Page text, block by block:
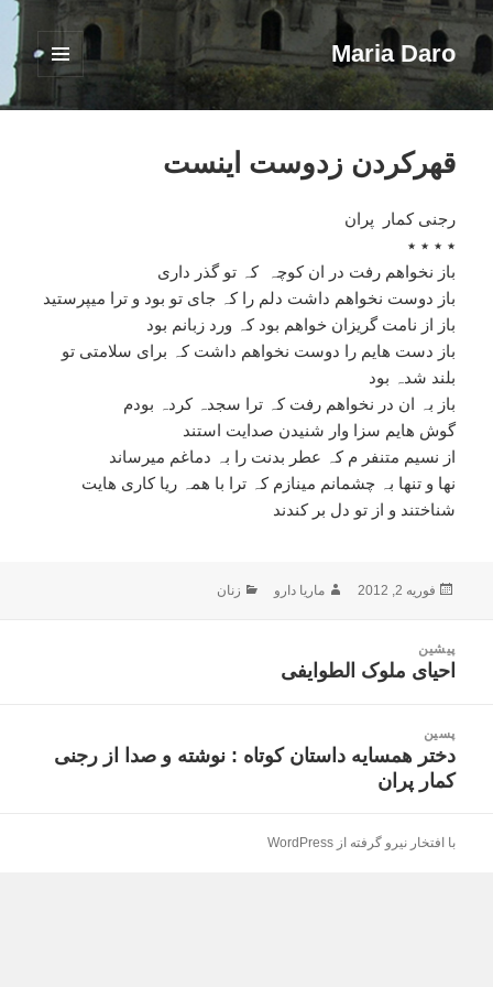
Maria Daro
فهرست
ابزارک‌ها
قهرکردن زدوست اینست
رجنی کمار پران
٭ ٭ ٭ ٭
باز نخواھم رفت در ان کوچہ کہ تو گذر داری
باز دوست نخواھم داشت دلم را کہ جای تو بود و ترا میپرستید
باز از نامت گریزان خواھم بود کہ ورد زبانم بود
باز دست ھایم را دوست نخواھم داشت کہ برای سلامتی تو
بلند شدہ بود
باز بہ ان در نخواھم رفت کہ ترا سجدہ کردہ بودم
گوش ھایم سزا وار شنیدن صدایت استند
از نسیم متنفر م کہ عطر بدنت را بہ دماغم میرساند
نها و تنها بہ چشمانم مینازم کہ ترا با ھمہ ریا کاری ھایت
شناختند و از تو دل بر کندند
ارسال
فوریه 2, 2012 نویسنده
ماریا دارو دسته‌ها
زنان
نوشتهپیشین
نوشته
احیای ملوک الطوایفی
پسین
نوشته
بعدی:
دختر همسایه داستان کوتاه : نوشته و صدا از رجنی
کمار پران
با افتخار نیرو گرفته از WordPress